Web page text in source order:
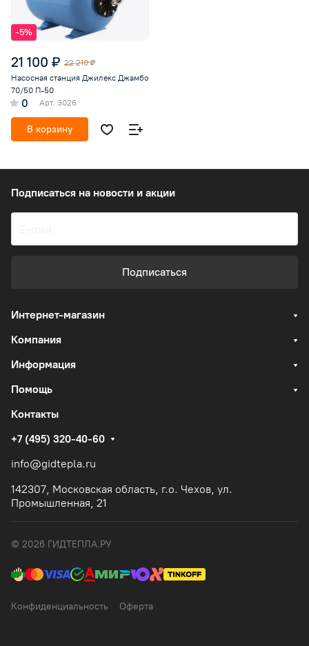
-5%
21 100 ₽ 22 210 ₽
Насосная станция Джилекс Джамбо
70/50 П-50
0 Арт. 3026
В корзину
Подписаться на новости и акции
Подписаться
Интернет-магазин
Компания
Информация
Помощь
Контакты
+7 (495) 320-40-60
info@gidtepla.ru
142307, Московская область, г.о. Чехов, ул.
Промышленная, 21
© 2026 ГИДТЕПЛА.РУ
Конфиденциальность Оферта